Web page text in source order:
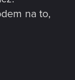
na to,